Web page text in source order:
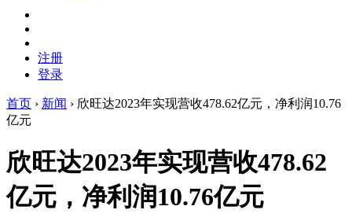
注册
登录
首页 › 新闻 › 欣旺达2023年实现营收478.62亿元，净利润10.76
亿元
欣旺达2023年实现营收478.62
亿元，净利润10.76亿元